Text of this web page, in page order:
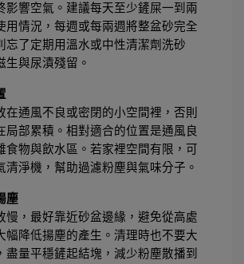
影響空氣。建議每天至少鏟屎一到兩
用情況，每週或每兩週將整盆砂完全
忘了定期用溫水或中性清潔劑洗砂
生與尿漬殘留。
在通風不良或密閉的小空間裡，否則
局部累積。相對適合的位置是通風良
食物與飲水區。若家裡空間有限，可
清淨機，幫助過濾粉塵與氣味分子。
塵
慢，最好靠近砂盆邊緣，避免從高處
幅降低揚塵的產生。清理時也不要大
盡量平穩鏟起結塊，減少粉塵散播到